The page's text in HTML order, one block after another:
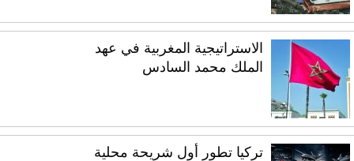
الاستراتيجية المغربية في عهد
الملك محمد السادس
تركيا تطور أول شريحة محلية